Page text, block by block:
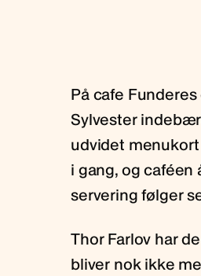
På cafe
Sylvester
udvidet
i gang, og
servering følger
Thor Farlov har
bliver nok ikke